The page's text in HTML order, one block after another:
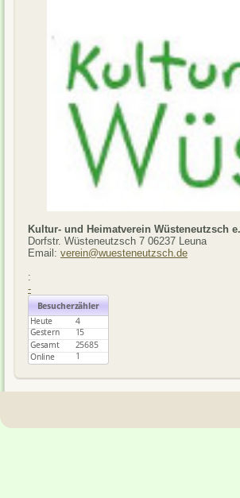
Kultur- und Heimatverein Wüsteneutzsch
Dorfstr. Wüsteneutzsch 7 06237 Leuna
Email: verein@wuesteneutzsch.de
:
-